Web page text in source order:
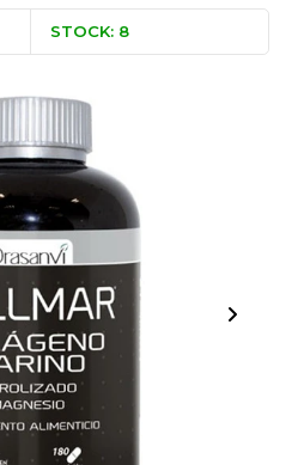
STOCK: 8